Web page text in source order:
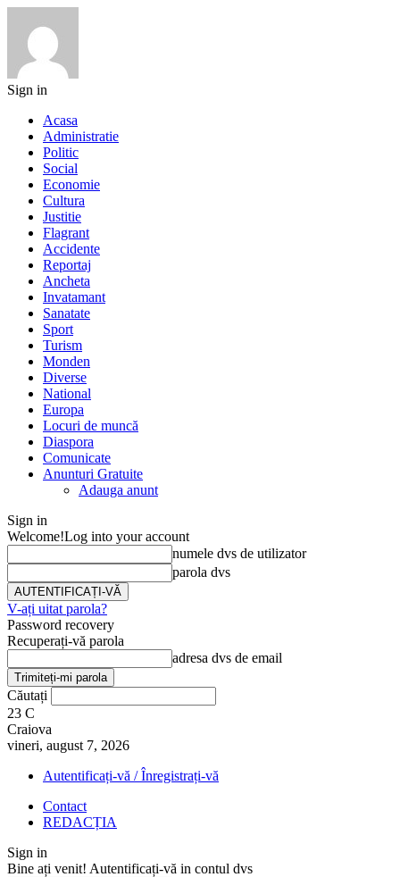
Sign in
Acasa
Administratie
Politic
Social
Economie
Cultura
Justitie
Flagrant
Accidente
Reportaj
Ancheta
Invatamant
Sanatate
Sport
Turism
Monden
Diverse
National
Europa
Locuri de muncă
Diaspora
Comunicate
Anunturi Gratuite
Adauga anunt
Sign in
Welcome!Log into your account
numele dvs de utilizator
parola dvs
V-ați uitat parola?
Password recovery
Recuperați-vă parola
adresa dvs de email
Căutați
23 C
Craiova
vineri, august 7, 2026
Autentificați-vă / Înregistrați-vă
Contact
REDACȚIA
Sign in
Bine ați venit! Autentificați-vă in contul dvs